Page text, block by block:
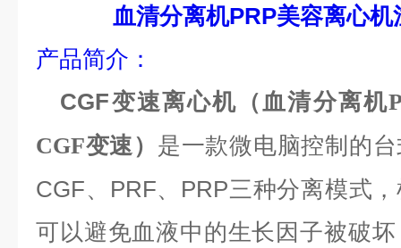
血清分离机PRP美容离心
产品简介：
CGF变速离心机 （血清分离机
CGF变速） 是一款微电脑控制的
CGF、PRF、PRP三种分离模式
可以避免血液中的生长因子被破